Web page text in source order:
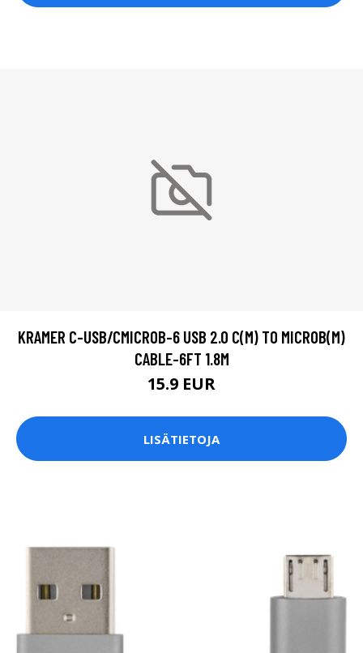
KRAMER C-USB/CMICROB-6 USB 2.0 C(M) TO MICROB(M)
CABLE-6FT 1.8M
15.9 EUR
LISÄTIETOJA